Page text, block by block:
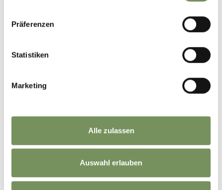
Präferenzen
Statistiken
Marketing
Alle zulassen
Auswahl erlauben